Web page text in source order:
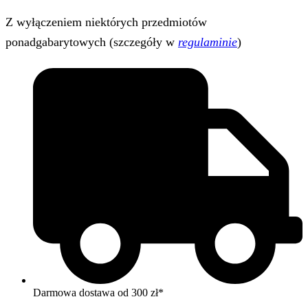
Z wyłączeniem niektórych przedmiotów
ponadgabarytowych (szczegóły w regulaminie)
Darmowa dostawa od 300 zł*